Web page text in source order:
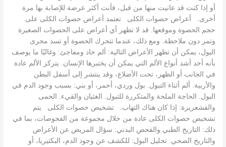
أو إذا كنت قد عانيت منها من قبل، فأنت أكثر عرضة للإصابة بها مرة
أخرى. أعراض حصوات الكلى تعتمد أعراض حصوات الكلى على
حجم الحصوة وموقعها. قد لا تظهر أي أعراض على الحصوات الصغيرة
وتمر دون ملاحظة. ومع ذلك، عندما تتحرك الحصوة أو تسد مجرى
البول، يمكن أن تظهر الأعراض التالية: ألم حاد ومفاجئ: وغالبًا ما يوصف
بأنه أحد أشد أنواع الألم التي يمكن أن يختبرها الإنسان. يتركز الألم عادة
في الجانب أو الظهر، تحت الأضلاع، وقد ينتشر إلى أسفل البطن
والأربية. ألم أثناء التبول. بول وردي، أحمر، أو بني: بسبب وجود الدم في
البول. الحاجة الملحة والمتكررة للتبول. الغثيان والقيء. الحمى
والقشعريرة: إذا كان هناك التهاب. تشخيص حصوات الكلى يتم
تشخيص حصوات الكلى عادة من خلال مجموعة من الفحوصات، بما في
ذلك: التاريخ الطبي والفحص البدني: سؤال المريض عن الأعراض
والتاريخ الصحي. تحليل البول: للكشف عن وجود الدم، البكتيريا، أو